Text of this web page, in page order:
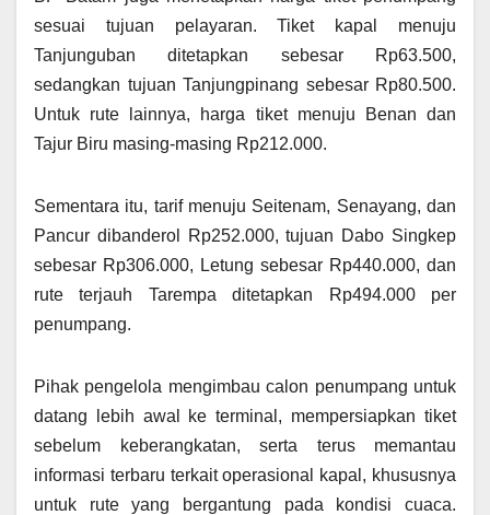
sesuai tujuan pelayaran. Tiket kapal menuju
Tanjunguban ditetapkan sebesar Rp63.500,
sedangkan tujuan Tanjungpinang sebesar Rp80.500.
Untuk rute lainnya, harga tiket menuju Benan dan
Tajur Biru masing-masing Rp212.000.
Sementara itu, tarif menuju Seitenam, Senayang, dan
Pancur dibanderol Rp252.000, tujuan Dabo Singkep
sebesar Rp306.000, Letung sebesar Rp440.000, dan
rute terjauh Tarempa ditetapkan Rp494.000 per
penumpang.
Pihak pengelola mengimbau calon penumpang untuk
datang lebih awal ke terminal, mempersiapkan tiket
sebelum keberangkatan, serta terus memantau
informasi terbaru terkait operasional kapal, khususnya
untuk rute yang bergantung pada kondisi cuaca.